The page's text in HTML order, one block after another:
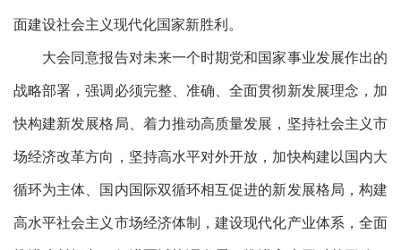
面建设社会主义现代化国家新胜利。
大会同意报告对未来一个时期党和国家事业发展作出的
战略部署，强调必须完整、准确、全面贯彻新发展理念，加
快构建新发展格局、着力推动高质量发展，坚持社会主义市
场经济改革方向，坚持高水平对外开放，加快构建以国内大
循环为主体、国内国际双循环相互促进的新发展格局，构建
高水平社会主义市场经济体制，建设现代化产业体系，全面